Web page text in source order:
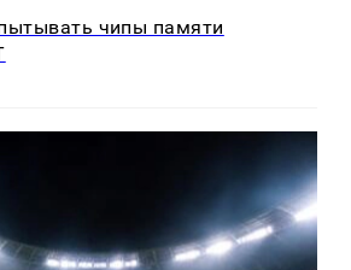
чипы памяти